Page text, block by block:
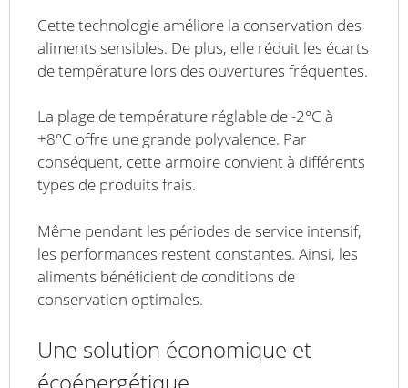
Cette technologie améliore la conservation des
aliments sensibles. De plus, elle réduit les écarts
de température lors des ouvertures fréquentes.
La plage de température réglable de -2°C à
+8°C offre une grande polyvalence. Par
conséquent, cette armoire convient à différents
types de produits frais.
Même pendant les périodes de service intensif,
les performances restent constantes. Ainsi, les
aliments bénéficient de conditions de
conservation optimales.
Une solution économique et